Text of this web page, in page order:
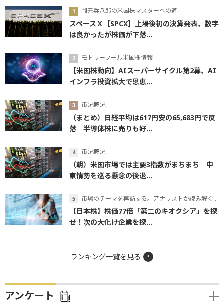
岡元兵八郎の米国株マスターへの道
スペースＸ［SPCX］上場後初の決算発表、数字
は良かったが株価が下落...
モトリーフール米国株情報
【米国株動向】AIスーパーサイクル第2幕、AI
インフラ投資拡大で恩恵...
市況概況
（まとめ）日経平均は617円安の65,683円で反
落 半導体株に売りも好...
市況概況
（朝）米国市場では主要3指数がまちまち 中
東情勢を巡る懸念の後退...
市場のテーマを再訪する。アナリストが読み解くテーマの本質
【日本株】株価77倍「第二のキオクシア」を探
せ！次の大化け企業を探...
ランキング一覧を見る
アンケート